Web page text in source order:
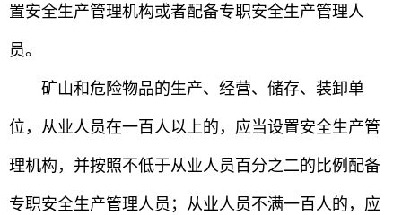
置安全生产管理机构或者配备专职安全生产管理人
员。
矿山和危险物品的生产、经营、储存、装卸单
位，从业人员在一百人以上的，应当设置安全生产管
理机构，并按照不低于从业人员百分之二的比例配备
专职安全生产管理人员；从业人员不满一百人的，应